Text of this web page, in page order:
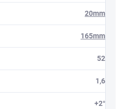
20mm
165mm
52
1,6
+2°